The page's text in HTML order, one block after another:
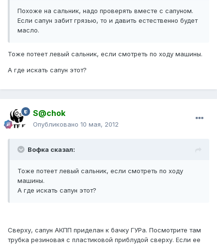
Похоже на сальник, надо проверять вместе с сапуном.
Если сапун забит грязью, то и давить естественно будет
масло.
Тоже потеет левый сальник, если смотреть по ходу машины.
А где искать сапун этот?
S@chok
Опубликовано 10 мая, 2012
Вофка сказал:
Тоже потеет левый сальник, если смотреть по ходу
машины.
А где искать сапун этот?
Сверху, сапун АКПП приделан к бачку ГУРа. Посмотрите там
трубка резиновая с пластиковой приблудой сверху. Если ее